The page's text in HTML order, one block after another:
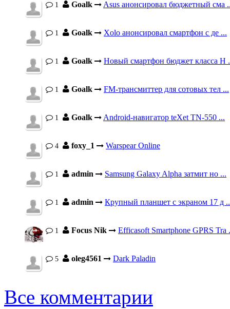
1 Goalk Asus анонсировал бюджетный сма
1 Goalk Xolo анонсировал смартфон с де ...
1 Goalk Новый смартфон бюджет класса H
1 Goalk FM-трансмиттер для сотовых тел ...
1 Goalk Android-навигатор teXet TN-550 ...
4 foxy_1 Warspear Online
1 admin Samsung Galaxy Alpha затмит но ...
1 admin Крупный планшет с экраном 17 д
1 Focus Nik Efficasoft Smartphone GPRS Tra
5 oleg4561 Dark Paladin
Все комментарии